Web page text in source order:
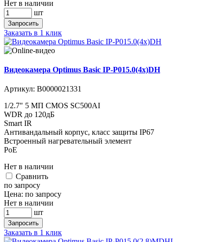
Нет в наличии
шт
Запросить
Заказать в 1 клик
Видеокамера Optimus Basic IP-P015.0(4x)DH
Артикул: В0000021331
1/2.7" 5 МП CMOS SC500AI
WDR до 120дБ
Smart IR
Антивандальный корпус, класс защиты IР67
Встроенный нагревательный элемент
PoE
Нет в наличии
Cравнить
по запросу
Цена: по запросу
Нет в наличии
шт
Запросить
Заказать в 1 клик